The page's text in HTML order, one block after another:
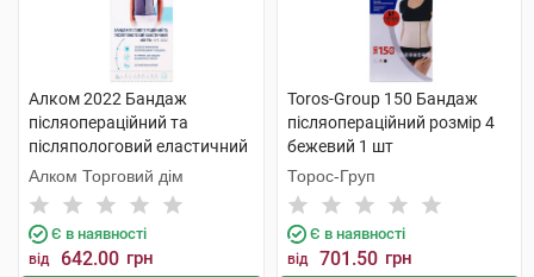
Алком 2022 Бандаж
післяопераційний та
післяпологовий еластичний
Євро розмір 5 1 шт
Алком Торговий дім
Є в наявності
від 642.00 грн
Toros-Group 150 Бандаж
післяопераційний розмір 4
бежевий 1 шт
Торос-Груп
Є в наявності
від 701.50 грн